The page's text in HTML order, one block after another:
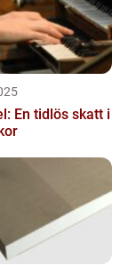
En tidlös skatt i